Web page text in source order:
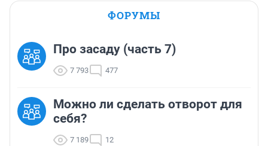
ФОРУМЫ
Про засаду (часть 7)
7 793 477
Можно ли сделать отворот для
себя?
7 189 12